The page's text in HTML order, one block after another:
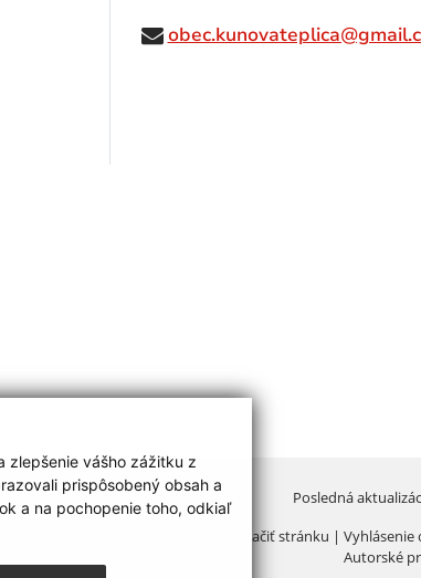
zlepšenie vášho zážitku z
prispôsobený obsah a
a na pochopenie toho, odkiaľ
Posledná
Vytlačiť stránku |
Autorské